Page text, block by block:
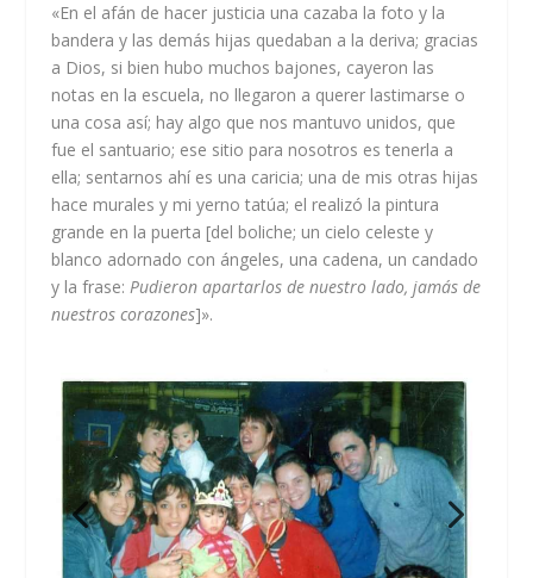
«En el afán de hacer justicia una cazaba la foto y la
bandera y las demás hijas quedaban a la deriva; gracias
a Dios, si bien hubo muchos bajones, cayeron las
notas en la escuela, no llegaron a querer lastimarse o
una cosa así; hay algo que nos mantuvo unidos, que
fue el santuario; ese sitio para nosotros es tenerla a
ella; sentarnos ahí es una caricia; una de mis otras hijas
hace murales y mi yerno tatúa; el realizó la pintura
grande en la puerta [del boliche; un cielo celeste y
blanco adornado con ángeles, una cadena, un candado
y la frase: Pudieron apartarlos de nuestro lado, jamás de
nuestros corazones]».